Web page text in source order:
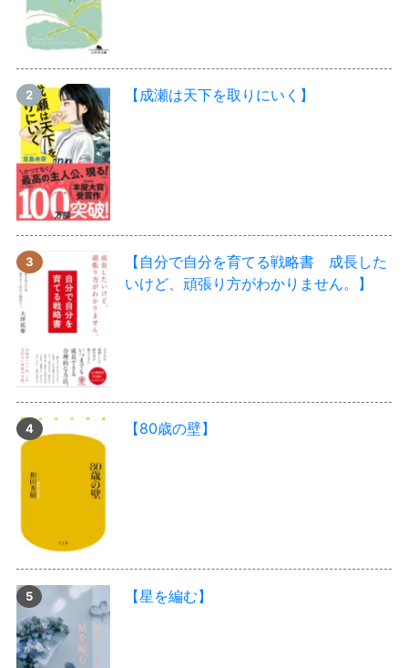
【成瀬は天下を取りにいく】
【自分で自分を育てる戦略書 成長した
いけど、頑張り方がわかりません。】
【80歳の壁】
【星を編む】